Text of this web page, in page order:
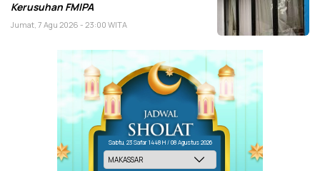
Kerusuhan FMIPA
Jumat, 7 Agu 2026 - 23:00 WITA
Sabtu, 23 Safar 1448 H / 08 Agustus 2026